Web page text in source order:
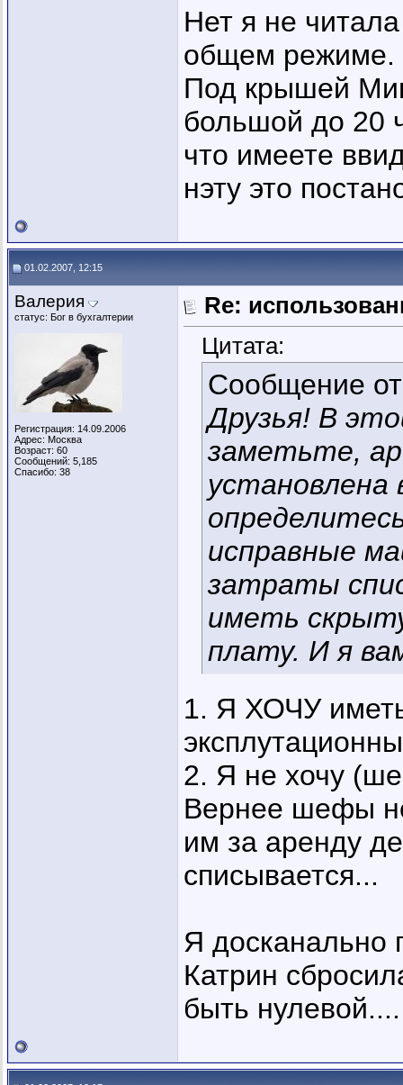
Нет я не
общем режиме.
Под крышей
большой до 20
что имеете
нэту это
01.02.2007, 12:15
Валерия
статус: Бог в бухгалтерии
Регистрация: 14.09.2006
Адрес: Москва
Возраст: 60
Сообщений: 5,185
Спасибо: 38
Re:
Цитата:
Сообщение
Друзья! В
заметьте,
установлена
исправные
затраты
иметь
плату. И я
1. Я ХОЧУ
2. Я не хочу
Вернее шефы
им за аренду
списывается...
Я досканально
Катрин
быть